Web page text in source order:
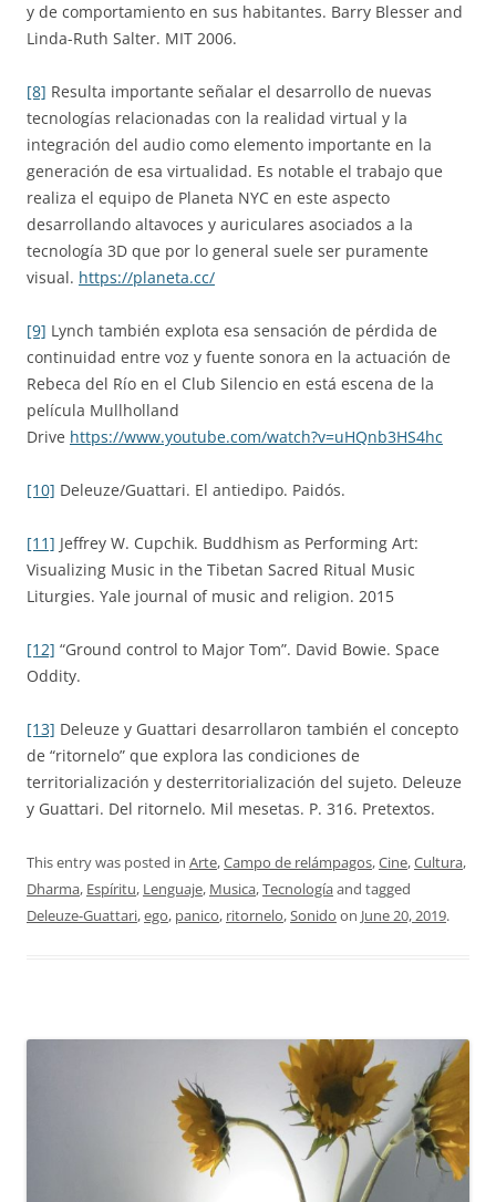
y de comportamiento en sus habitantes. Barry Blesser and
Linda-Ruth Salter. MIT 2006.
[8] Resulta importante señalar el desarrollo de nuevas
tecnologías relacionadas con la realidad virtual y la
integración del audio como elemento importante en la
generación de esa virtualidad. Es notable el trabajo que
realiza el equipo de Planeta NYC en este aspecto
desarrollando altavoces y auriculares asociados a la
tecnología 3D que por lo general suele ser puramente
visual. https://planeta.cc/
[9] Lynch también explota esa sensación de pérdida de
continuidad entre voz y fuente sonora en la actuación de
Rebeca del Río en el Club Silencio en está escena de la
película Mullholland
Drive https://www.youtube.com/watch?v=uHQnb3HS4hc
[10] Deleuze/Guattari. El antiedipo. Paidós.
[11] Jeffrey W. Cupchik. Buddhism as Performing Art:
Visualizing Music in the Tibetan Sacred Ritual Music
Liturgies. Yale journal of music and religion. 2015
[12] “Ground control to Major Tom”. David Bowie. Space
Oddity.
[13] Deleuze y Guattari desarrollaron también el concepto
de “ritornelo” que explora las condiciones de
territorialización y desterritorialización del sujeto. Deleuze
y Guattari. Del ritornelo. Mil mesetas. P. 316. Pretextos.
This entry was posted in Arte,Campo de relámpagos,Cine,Cultura,
Dharma, Espíritu, Lenguaje, Musica,Tecnologíaand tagged
Deleuze-Guattari,ego, panico, ritornelo,Sonido on June 20, 2019.